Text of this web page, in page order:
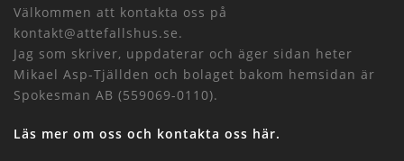
Välkommen att kontakta oss på
kontakt@attefallshus.se.
Jag som skriver, uppdaterar och äger sidan heter
Mikael Asp-Tjällden och bolaget bakom hemsidan är
Spokesman AB (559069-0110).
Läs mer om oss och kontakta oss här.